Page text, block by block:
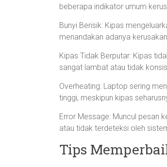
beberapa indikator umum
Bunyi Berisik: Kipas
menandakan adanya
Kipas Tidak Berputar: Kipas
sangat lambat atau tidak
Overheating: Laptop sering
tinggi, meskipun kipas
Error Message: Muncul pesan
atau tidak terdeteksi oleh
Tips